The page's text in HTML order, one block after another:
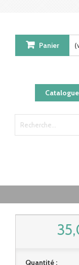
Panier
Quantité :